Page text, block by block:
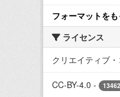
フォーマットを
ライセンス
クリエイティブ
CC-BY-4.0 - 13462